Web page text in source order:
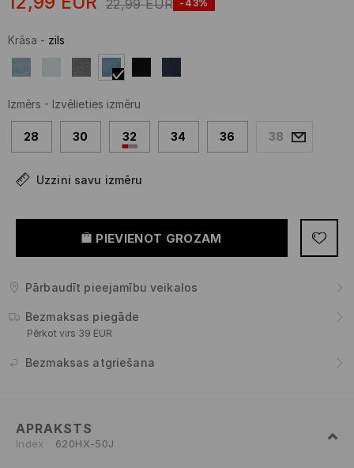
22,99 EUR -43%
Krāsa - zils
Izmērs - Izvēlieties izmēru
28 30 32 34 36 38
Uzzini savu izmēru
PIEVIENOT GROZAM
Pārbaudīt pieejamību veikalos
Bezmaksas piegāde
Pērkot virs 39 EUR
Bezmaksas atgriešana
APRAKSTS
Index 620HX-50J